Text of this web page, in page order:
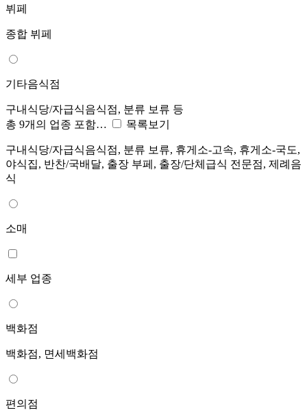
뷔페
종합 뷔페
기타음식점
구내식당/자급식음식점, 분류 보류 등
총 9개의 업종 포함…
목록보기
구내식당/자급식음식점, 분류 보류, 휴게소-고속, 휴게소-국도,
야식집, 반찬/국배달, 출장 부페, 출장/단체급식 전문점, 제례음
식
소매
세부 업종
백화점
백화점, 면세백화점
편의점